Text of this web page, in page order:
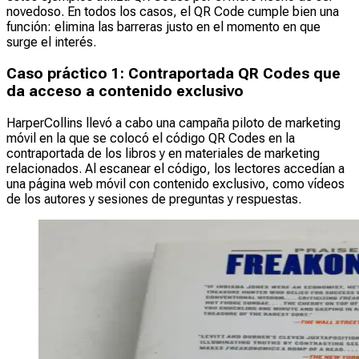
novedoso. En todos los casos, el QR Code cumple bien una
función: elimina las barreras justo en el momento en que
surge el interés.
Caso práctico 1: Contraportada QR Codes que
da acceso a contenido exclusivo
HarperCollins llevó a cabo una campaña piloto de marketing
móvil en la que se colocó el código QR Codes en la
contraportada de los libros y en materiales de marketing
relacionados. Al escanear el código, los lectores accedían a
una página web móvil con contenido exclusivo, como vídeos
de los autores y sesiones de preguntas y respuestas.